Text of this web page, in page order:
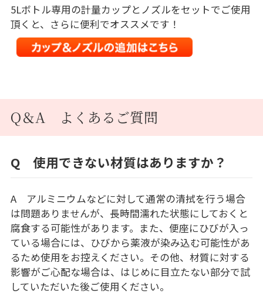
5Lボトル専用の計量カップとノズルをセットでご使用
頂くと、さらに便利でオススメです！
Q＆A よくあるご質問
Q 使用できない材質はありますか？
A アルミニウムなどに対して通常の清拭を行う場合
は問題ありませんが、長時間濡れた状態にしておくと
腐食する可能性があります。また、便座にひびが入っ
ている場合には、ひびから薬液が染み込む可能性があ
るため使用をお控えください。その他、材質に対する
影響がご心配な場合は、はじめに目立たない部分で試
していただいた後ご使用ください。